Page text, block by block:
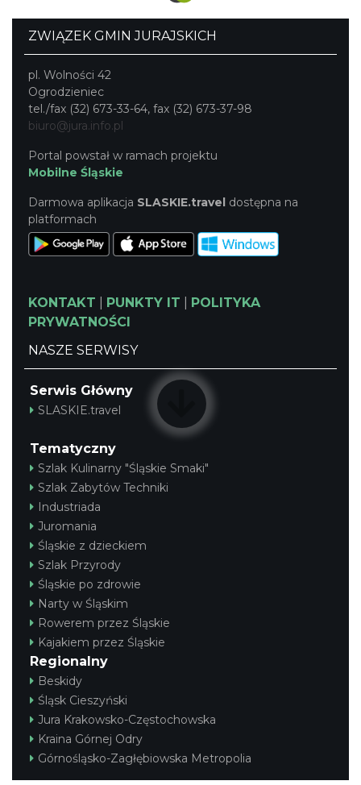
ZWIĄZEK GMIN JURAJSKICH
pl. Wolności 42
Ogrodzieniec
tel./fax (32) 673-33-64, fax (32) 673-37-98
biuro@jura.info.pl
Portal powstał w ramach projektu
Mobilne Śląskie
Darmowa aplikacja SLASKIE.travel dostępna na
platformach
KONTAKT PUNKTY IT
POLITYKA
PRYWATNOŚCI
NASZE SERWISY
Serwis Główny
SLASKIE.travel
Tematyczny
Szlak Kulinarny "Śląskie Smaki"
Szlak Zabytów Techniki
Industriada
Juromania
Śląskie z dzieckiem
Szlak Przyrody
Śląskie po zdrowie
Narty w Śląskim
Rowerem przez Śląskie
Kajakiem przez Śląskie
Regionalny
Beskidy
Śląsk Cieszyński
Jura Krakowsko-Częstochowska
Kraina Górnej Odry
Górnośląsko-Zagłębiowska Metropolia